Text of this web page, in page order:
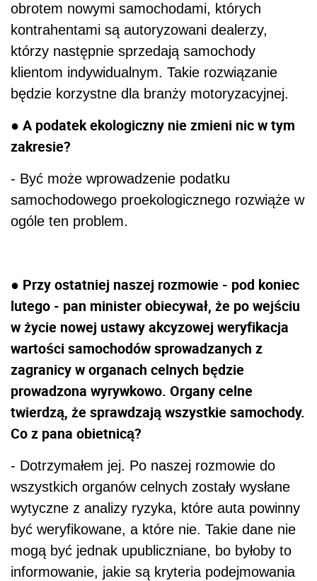
obrotem nowymi samochodami, których
kontrahentami są autoryzowani dealerzy,
którzy następnie sprzedają samochody
klientom indywidualnym. Takie rozwiązanie
będzie korzystne dla branży motoryzacyjnej.
● A podatek ekologiczny nie zmieni nic w tym
zakresie?
- Być może wprowadzenie podatku
samochodowego proekologicznego rozwiąże w
ogóle ten problem.
● Przy ostatniej naszej rozmowie - pod koniec
lutego - pan minister obiecywał, że po wejściu
w życie nowej ustawy akcyzowej weryfikacja
wartości samochodów sprowadzanych z
zagranicy w organach celnych będzie
prowadzona wyrywkowo. Organy celne
twierdzą, że sprawdzają wszystkie samochody.
Co z pana obietnicą?
- Dotrzymałem jej. Po naszej rozmowie do
wszystkich organów celnych zostały wysłane
wytyczne z analizy ryzyka, które auta powinny
być weryfikowane, a które nie. Takie dane nie
mogą być jednak upubliczniane, bo byłoby to
informowanie, jakie są kryteria podejmowania